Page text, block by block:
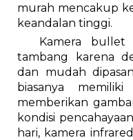
murah mencakup
keandalan tinggi.
Kamera
tambang karena
dan mudah
biasanya
memberikan
kondisi
hari, kamera